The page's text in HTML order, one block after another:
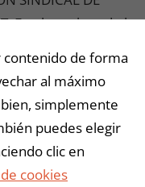
En el nombre de las
os presentamos
servicio a nivel
estas páginas web,
a los
contenido de forma
al máximo
simplemente
puedes elegir
clic en
cookies